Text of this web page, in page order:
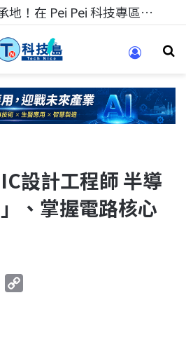
科技人的經驗傳承地！在 Pei Pei 科技專區，與學弟妹交流最硬核的技術
IC設計工程師 半導
、掌握電路核心